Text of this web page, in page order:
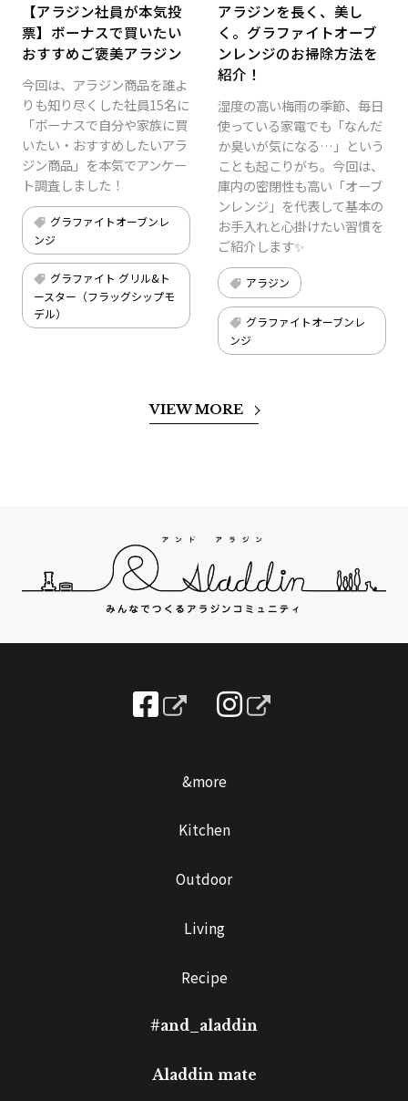
【アラジン社員が本気投
票】ボーナスで買いたい
おすすめご褒美アラジン
今回は、アラジン商品を誰よ
りも知り尽くした社員15名に
「ボーナスで自分や家族に買
いたい・おすすめしたいアラ
ジン商品」を本気でアンケー
ト調査しました！
グラファイトオーブンレ
ンジ
グラファイト グリル&ト
ースター（フラッグシップモ
デル）
アラジンを長く、美し
く。グラファイトオーブ
ンレンジのお掃除方法を
紹介！
湿度の高い梅雨の季節、毎日
使っている家電でも「なんだ
か臭いが気になる…」という
ことも起こりがち。今回は、
庫内の密閉性も高い「オーブ
ンレンジ」を代表して基本の
お手入れと心掛けたい習慣を
ご紹介します✨
アラジン
グラファイトオーブンレ
ンジ
VIEW MORE
&more
Kitchen
Outdoor
Living
Recipe
#and_aladdin
Aladdin mate